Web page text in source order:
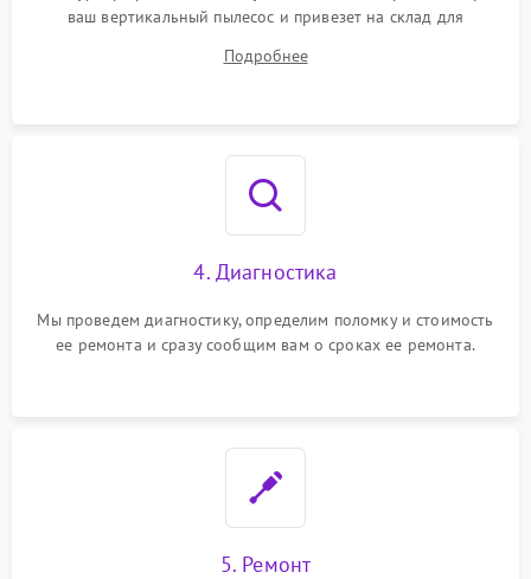
ваш вертикальный пылесос и привезет на склад для
Подробнее
4. Диагностика
Мы проведем диагностику, определим поломку и стоимость
ее ремонта и сразу сообщим вам о сроках ее ремонта.
5. Ремонт